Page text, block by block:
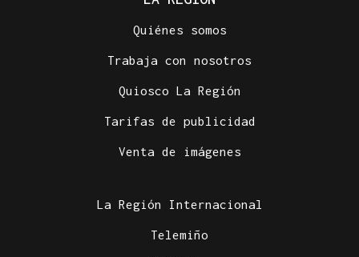
Quiénes somos
Trabaja con nosotros
Quiosco La Región
Tarifas de publicidad
Venta de imágenes
La Región Internacional
Telemiño